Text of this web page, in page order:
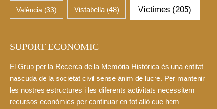
València (33) Vistabella(48) Víctimes (205)
SUPORT ECONÒMIC
El Grup per la Recerca de la Memòria Històrica és una entitat
nascuda de la societat civil sense ànim de lucre. Per mantenir
les nostres estructures i les diferents activitats necessitem
recursos econòmics per continuar en tot allò que hem